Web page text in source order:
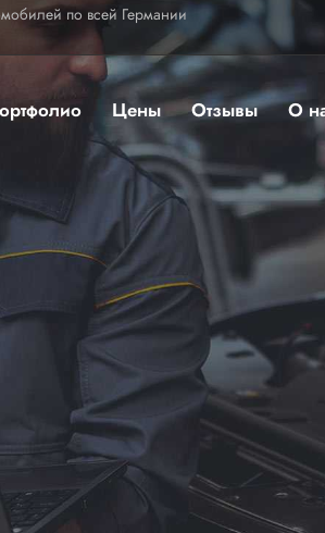
по всей Германии
Цены Отзывы О